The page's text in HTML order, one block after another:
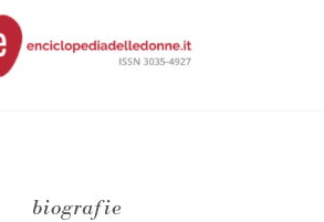
biografie